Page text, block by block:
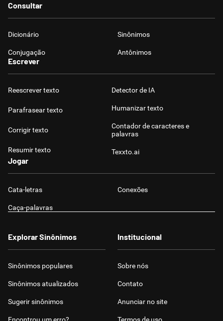
Consultar
Dicionário Sinônimos
Conjugação Antônimos
Escrever
Reescrever texto
Parafrasear texto
Corrigir texto
Resumir texto
Detector de IA
Humanizar texto
Contador de caracteres e
palavras
Texxto.ai
Jogar
Cata-letras Conexões
Caça-palavras
Explorar Sinônimos
Sinônimos populares
Sinônimos atualizados
Sugerir sinônimos
Institucional
Sobre nós
Contato
Anunciar no site